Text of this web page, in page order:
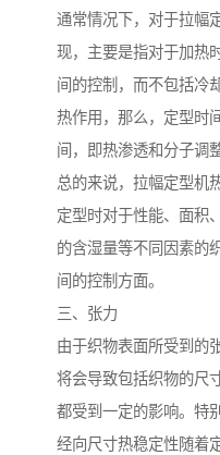
通常情况下，对于拉幅
现，主要是指对于加热
间的控制，而不包括冷
热作用，那么，定型时
间，即热渗透和分子调
总的来说，拉幅定型机
定型时对于性能、面积
的含湿量等不同因素的
间的控制方面。
三、张力
由于织物表面所受到的
将会导致包括织物的尺
都受到一定的影响。特
经向尺寸热稳定性随着